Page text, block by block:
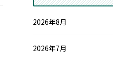
2026年8月
2026年7月